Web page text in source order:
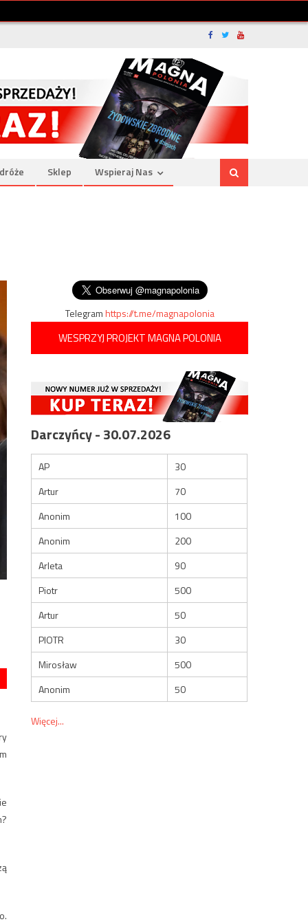
Sklep Wspieraj Nas
Telegramhttps://t.me/magnapolonia
WESPRZYJ PROJEKT MAGNA POLONIA
Darczyńcy - 30.07.2026
AP
30
Artur
70
Anonim
100
Anonim
200
Arleta
90
Piotr
500
Artur
50
PIOTR
30
Mirosław
500
Anonim
50
Więcej...